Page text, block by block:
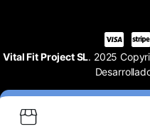
Vital Fit Project SL. 2025